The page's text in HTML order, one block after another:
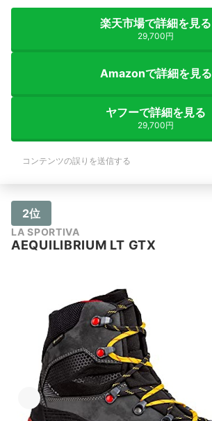
楽天市場で詳細を見る
29,700円
Amazonで詳細を見る
ヤフーで詳細を見る
29,700円
コンテンツの誤りを送信する
2位
LA SPORTIVA
AEQUILIBRIUM LT GTX